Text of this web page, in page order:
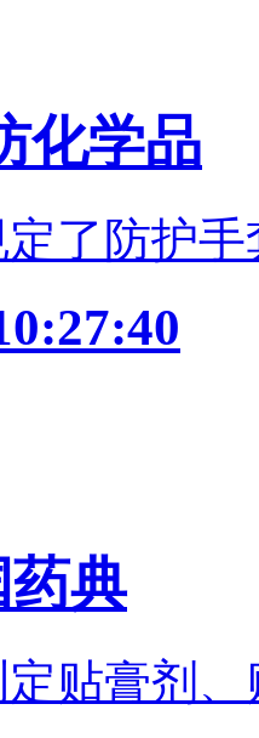
化学品
了防护
药典
贴膏剂